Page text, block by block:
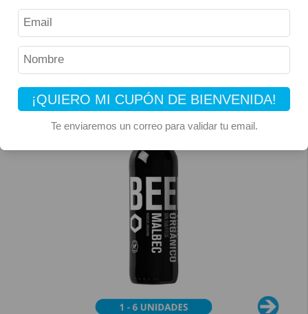
¡QUIERO MI CUPÓN DE BIENVENIDA!
Te enviaremos un correo para validar tu email.
Beepure – Vino Malbec Organico – 750ml